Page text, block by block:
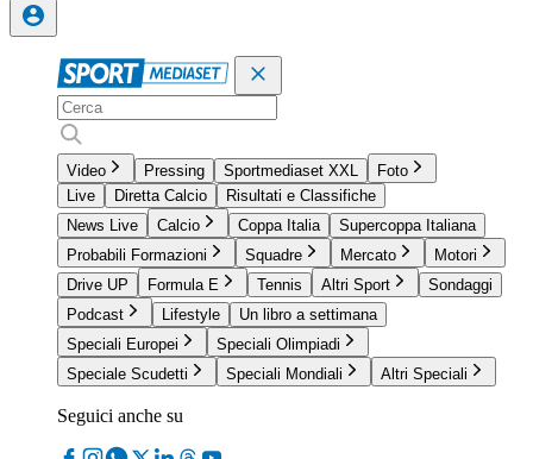
Video Pressing Sportmediaset XXL
Foto
Live
Diretta Calcio
Risultati e Classifiche
News Live
Calcio Coppa Italia
Supercoppa Italiana
Probabili Formazioni
Squadre Mercato
Motori
Drive UP
Formula E Tennis Altri Sport
Sondaggi
Podcast
Lifestyle
Un libro a settimana
Speciali Europei
Speciali Olimpiadi
Speciale Scudetti
Speciali Mondiali Altri Speciali
Seguici anche su